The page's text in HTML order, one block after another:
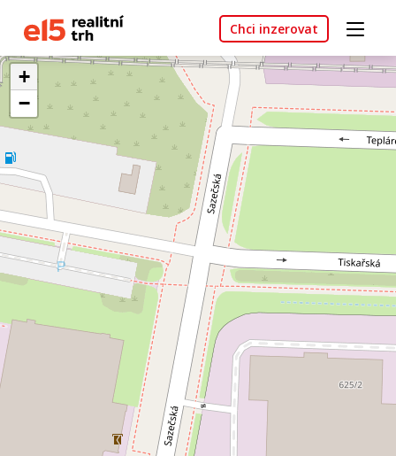
Chci inzerovat
+
−